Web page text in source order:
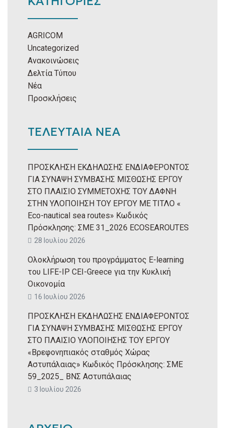
AGRICOM
Uncategorized
Ανακοινώσεις
Δελτία Τύπου
Νέα
Προσκλήσεις
ΤΕΛΕΥΤΑΙΑ ΝΕΑ
ΠΡΟΣΚΛΗΣΗ ΕΚΔΗΛΩΣΗΣ ΕΝΔΙΑΦΕΡΟΝΤΟΣ
ΓΙΑ ΣΥΝΑΨΗ ΣΥΜΒΑΣΗΣ ΜΙΣΘΩΣΗΣ ΕΡΓΟΥ
ΣΤΟ ΠΛΑΙΣΙΟ ΣΥΜΜΕΤΟΧΗΣ ΤΟΥ ΔΑΦΝΗ
ΣΤΗΝ ΥΛΟΠΟΙΗΣΗ ΤΟΥ ΕΡΓΟΥ ΜΕ ΤΙΤΛΟ «
Eco-nautical sea routes» Κωδικός
Πρόσκλησης: ΣΜΕ 31_2026 ECOSEAROUTES
28 Ιουλίου 2026
Ολοκλήρωση του προγράμματος E-learning
του LIFE-IP CEI-Greece για την Κυκλική
Οικονομία
16 Ιουλίου 2026
ΠΡΟΣΚΛΗΣΗ ΕΚΔΗΛΩΣΗΣ ΕΝΔΙΑΦΕΡΟΝΤΟΣ
ΓΙΑ ΣΥΝΑΨΗ ΣΥΜΒΑΣΗΣ ΜΙΣΘΩΣΗΣ ΕΡΓΟΥ
ΣΤΟ ΠΛΑΙΣΙΟ ΥΛΟΠΟΙΗΣΗΣ ΤΟΥ ΕΡΓΟΥ
«Βρεφονηπιακός σταθμός Χώρας
Αστυπάλαιας» Κωδικός Πρόσκλησης: ΣΜΕ
59_2025_ ΒΝΣ Αστυπάλαιας
3 Ιουλίου 2026